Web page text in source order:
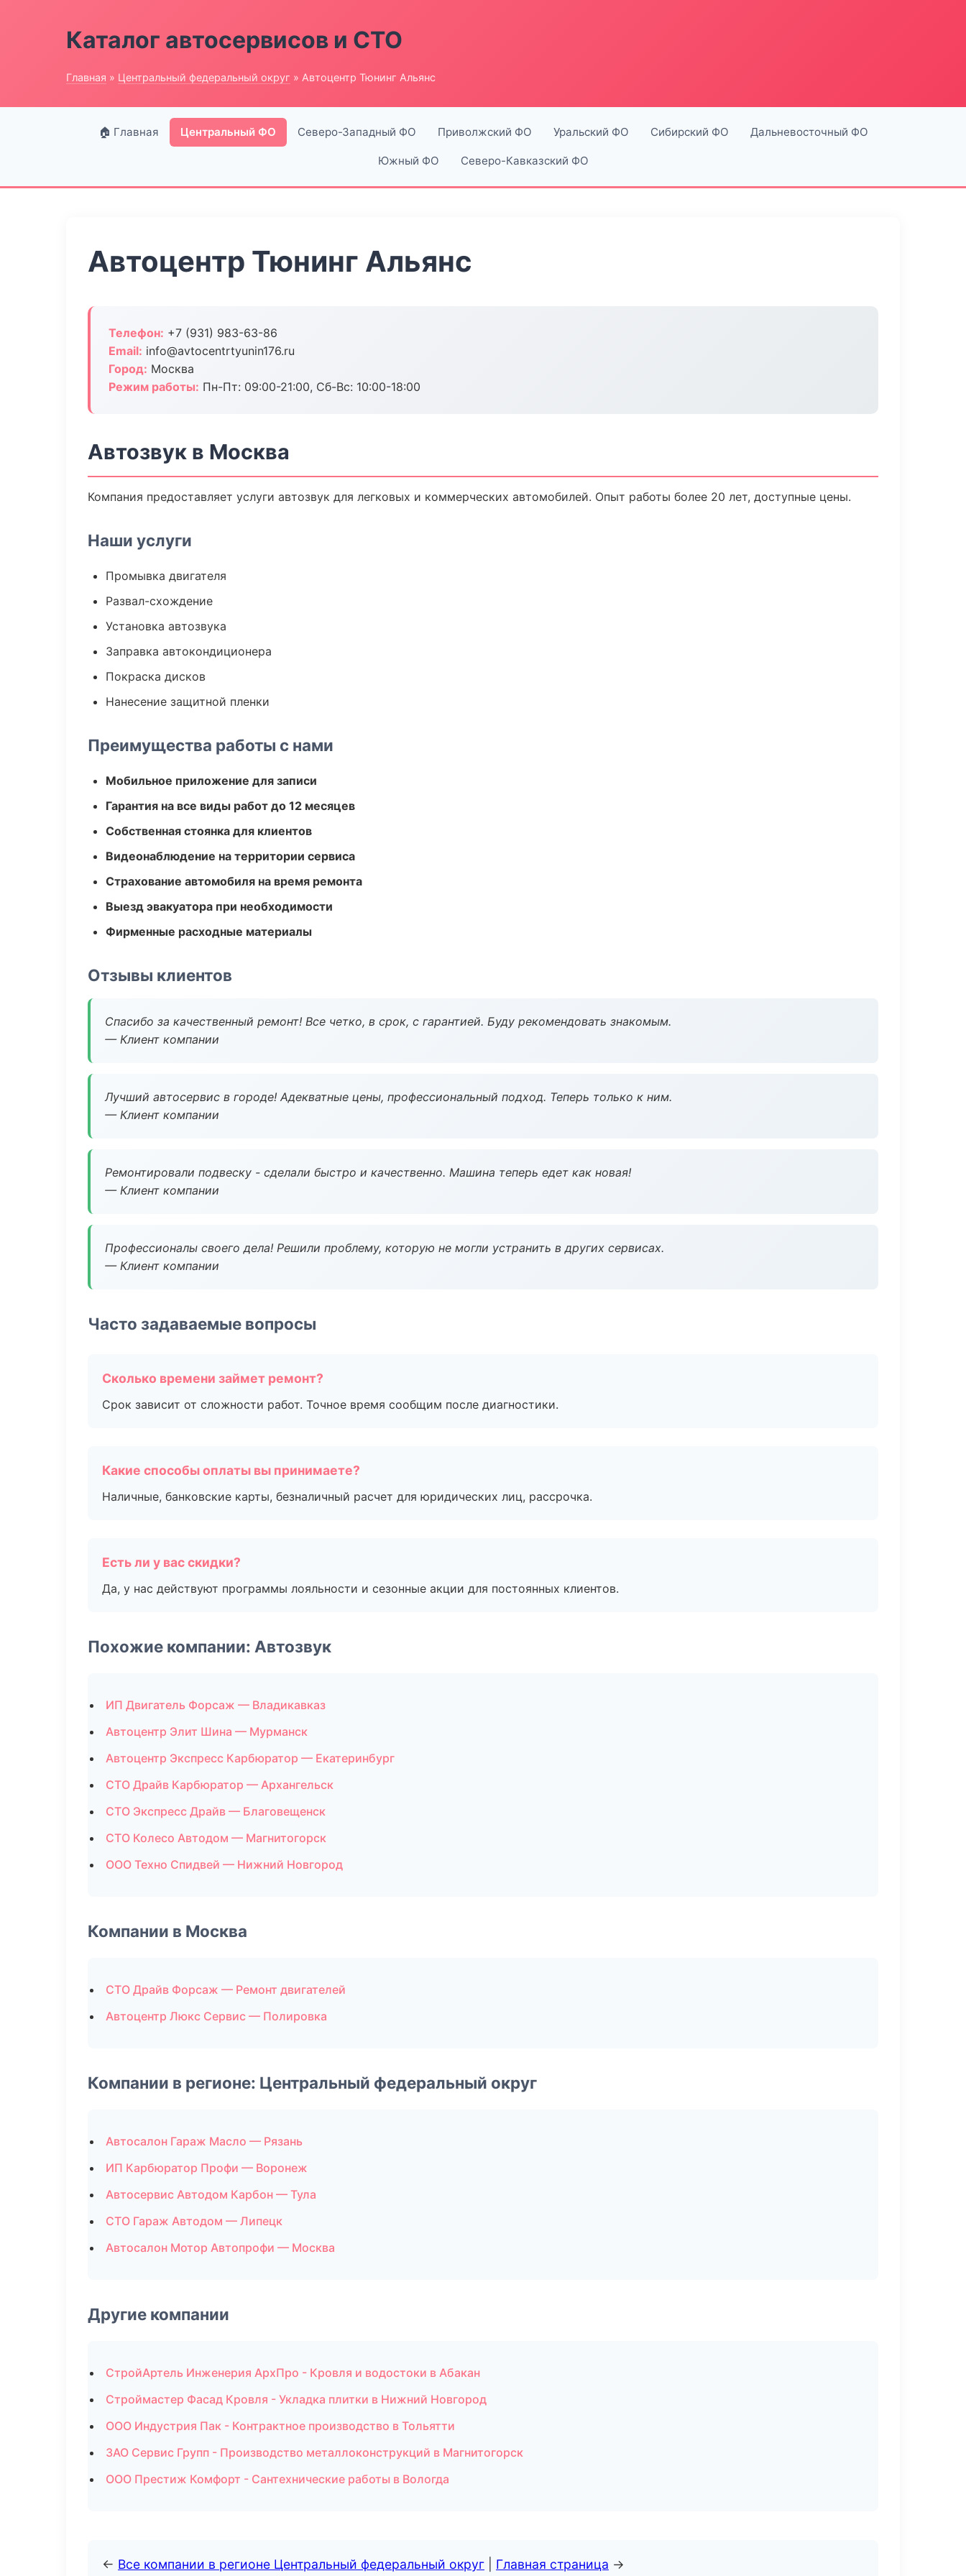
Каталог автосервисов и СТО
Главная » Центральный федеральный округ » Автоцентр Тюнинг Альянс
🏠 Главная Центральный ФО Северо-Западный ФО Приволжский ФО Уральский ФО Сибирский ФО Дальневосточный ФО
Южный ФО Северо-Кавказский ФО
Автоцентр Тюнинг Альянс
Телефон: +7 (931) 983-63-86
Email: info@avtocentrtyunin176.ru
Город: Москва
Режим работы: Пн-Пт: 09:00-21:00, Сб-Вс: 10:00-18:00
Автозвук в Москва
Компания предоставляет услуги автозвук для легковых и коммерческих автомобилей. Опыт работы более 20 лет, доступные цены.
Наши услуги
Промывка двигателя
Развал-схождение
Установка автозвука
Заправка автокондиционера
Покраска дисков
Нанесение защитной пленки
Преимущества работы с нами
Мобильное приложение для записи
Гарантия на все виды работ до 12 месяцев
Собственная стоянка для клиентов
Видеонаблюдение на территории сервиса
Страхование автомобиля на время ремонта
Выезд эвакуатора при необходимости
Фирменные расходные материалы
Отзывы клиентов
Спасибо за качественный ремонт! Все четко, в срок, с гарантией. Буду рекомендовать знакомым.
— Клиент компании
Лучший автосервис в городе! Адекватные цены, профессиональный подход. Теперь только к ним.
— Клиент компании
Ремонтировали подвеску - сделали быстро и качественно. Машина теперь едет как новая!
— Клиент компании
Профессионалы своего дела! Решили проблему, которую не могли устранить в других сервисах.
— Клиент компании
Часто задаваемые вопросы
Сколько времени займет ремонт?
Срок зависит от сложности работ. Точное время сообщим после диагностики.
Какие способы оплаты вы принимаете?
Наличные, банковские карты, безналичный расчет для юридических лиц, рассрочка.
Есть ли у вас скидки?
Да, у нас действуют программы лояльности и сезонные акции для постоянных клиентов.
Похожие компании: Автозвук
ИП Двигатель Форсаж — Владикавказ
Автоцентр Элит Шина — Мурманск
Автоцентр Экспресс Карбюратор — Екатеринбург
СТО Драйв Карбюратор — Архангельск
СТО Экспресс Драйв — Благовещенск
СТО Колесо Автодом — Магнитогорск
ООО Техно Спидвей — Нижний Новгород
Компании в Москва
СТО Драйв Форсаж — Ремонт двигателей
Автоцентр Люкс Сервис — Полировка
Компании в регионе: Центральный федеральный округ
Автосалон Гараж Масло — Рязань
ИП Карбюратор Профи — Воронеж
Автосервис Автодом Карбон — Тула
СТО Гараж Автодом — Липецк
Автосалон Мотор Автопрофи — Москва
Другие компании
СтройАртель Инженерия АрхПро - Кровля и водостоки в Абакан
Строймастер Фасад Кровля - Укладка плитки в Нижний Новгород
ООО Индустрия Пак - Контрактное производство в Тольятти
ЗАО Сервис Групп - Производство металлоконструкций в Магнитогорск
ООО Престиж Комфорт - Сантехнические работы в Вологда
← Все компании в регионе Центральный федеральный округ Главная страница →